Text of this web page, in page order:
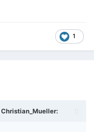
1
Christian_Mueller: